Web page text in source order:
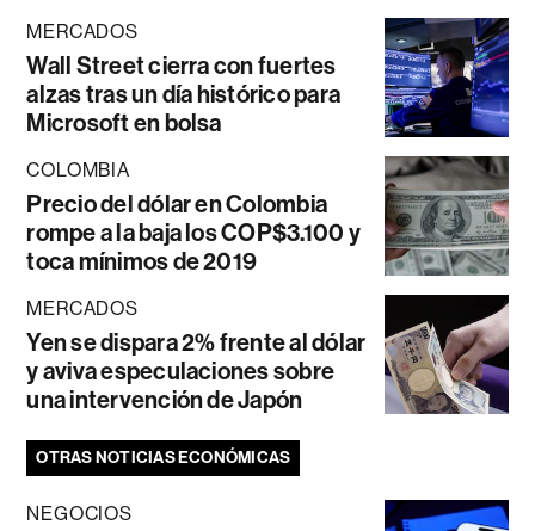
MERCADOS
Wall Street cierra con fuertes
alzas tras un día histórico para
Microsoft en bolsa
COLOMBIA
Precio del dólar en Colombia
rompe a la baja los COP$3.100 y
toca mínimos de 2019
MERCADOS
Yen se dispara 2% frente al dólar
y aviva especulaciones sobre
una intervención de Japón
OTRAS NOTICIAS ECONÓMICAS
NEGOCIOS